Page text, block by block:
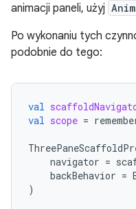
animacji paneli, użyj
Po wykonaniu tych
podobnie do tego:
val
val scope =
navigator =
backBehavior =
)